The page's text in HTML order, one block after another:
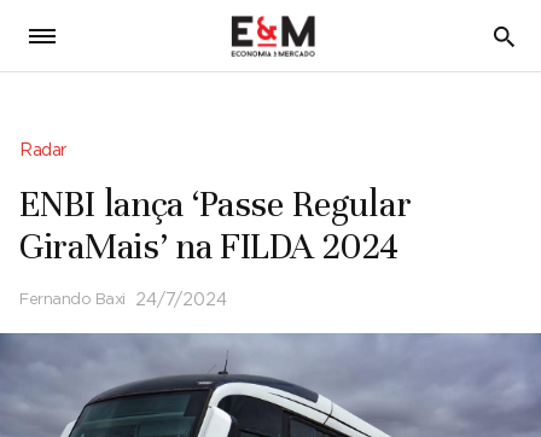
5
Radar
ENBI lança ‘Passe Regular
GiraMais’ na FILDA 2024
Fernando Baxi 24/7/2024